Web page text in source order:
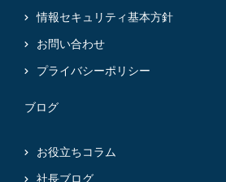
情報セキュリティ基本方針
お問い合わせ
プライバシーポリシー
ブログ
お役立ちコラム
社長ブログ